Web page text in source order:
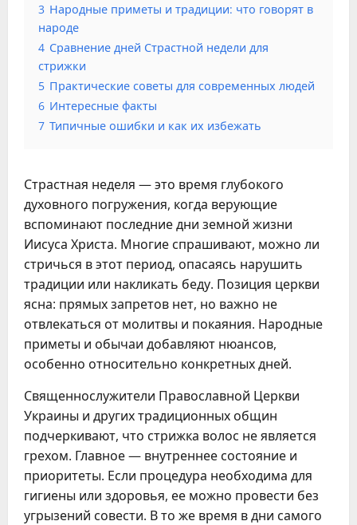
3 Народные приметы и традиции: что говорят в
народе
4 Сравнение дней Страстной недели для
стрижки
5 Практические советы для современных людей
6 Интересные факты
7 Типичные ошибки и как их избежать
Страстная неделя — это время глубокого
духовного погружения, когда верующие
вспоминают последние дни земной жизни
Иисуса Христа. Многие спрашивают, можно ли
стричься в этот период, опасаясь нарушить
традиции или накликать беду. Позиция церкви
ясна: прямых запретов нет, но важно не
отвлекаться от молитвы и покаяния. Народные
приметы и обычаи добавляют нюансов,
особенно относительно конкретных дней.
Священнослужители Православной Церкви
Украины и других традиционных общин
подчеркивают, что стрижка волос не является
грехом. Главное — внутреннее состояние и
приоритеты. Если процедура необходима для
гигиены или здоровья, ее можно провести без
угрызений совести. В то же время в дни самого